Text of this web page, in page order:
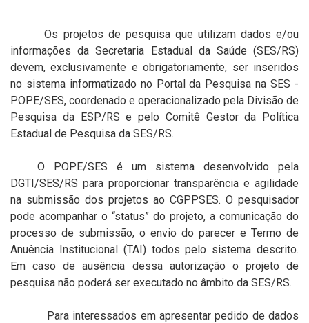
Os projetos de pesquisa que utilizam dados e/ou
informações da Secretaria Estadual da Saúde (SES/RS)
devem, exclusivamente e obrigatoriamente, ser inseridos
no sistema informatizado no Portal da Pesquisa na SES -
POPE/SES, coordenado e operacionalizado pela Divisão de
Pesquisa da ESP/RS e pelo Comitê Gestor da Política
Estadual de Pesquisa da SES/RS.
O POPE/SES é um sistema desenvolvido pela
DGTI/SES/RS para proporcionar transparência e agilidade
na submissão dos projetos ao CGPPSES. O pesquisador
pode acompanhar o “status” do projeto, a comunicação do
processo de submissão, o envio do parecer e Termo de
Anuência Institucional (TAI) todos pelo sistema descrito.
Em caso de ausência dessa autorização o projeto de
pesquisa não poderá ser executado no âmbito da SES/RS.
Para interessados em apresentar pedido de dados